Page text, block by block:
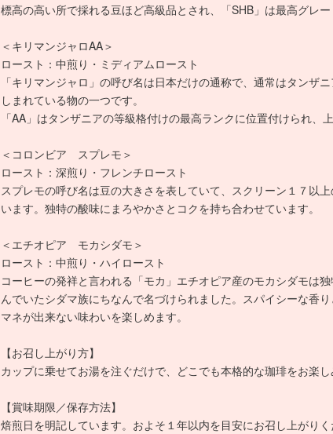
標高の高い所で採れる豆ほど高級品とされ、「SHB」は最高グレー
＜キリマンジャロAA＞
ロースト：中煎り・ミディアムロースト
「キリマンジャロ」の呼び名は日本だけの通称で、通常はタンザ
しまれている物の一つです。
「AA」はタンザニアの等級格付けの最高ランクに位置付けられ、
＜コロンビア スプレモ＞
ロースト：深煎り・フレンチロースト
スプレモの呼び名は豆の大きさを表していて、スクリーン１７以
います。独特の酸味にまろやかさとコクを持ち合わせています。
＜エチオピア モカシダモ＞
ロースト：中煎り・ハイロースト
コーヒーの発祥と言われる「モカ」エチオピア産のモカシダモは
んでいたシダマ族にちなんで名づけられました。スパイシーな香
マネが出来ない味わいを楽しめます。
【お召し上がり方】
カップに乗せてお湯を注ぐだけで、どこでも本格的な珈琲をお楽し
【賞味期限／保存方法】
焙煎日を明記しています。およそ１年以内を目安にお召し上がりく